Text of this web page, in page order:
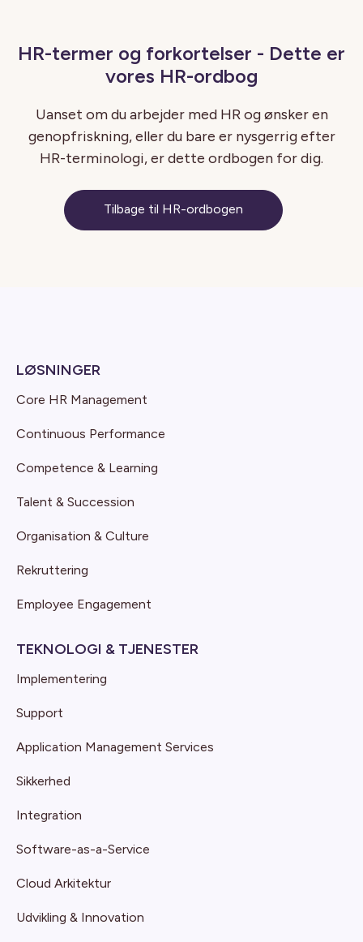
HR-termer og forkortelser - Dette er
vores HR-ordbog
Uanset om du arbejder med HR og ønsker en
genopfriskning, eller du bare er nysgerrig efter
HR-terminologi, er dette ordbogen for dig.
Tilbage til HR-ordbogen
LØSNINGER
Core HR Management
Continuous Performance
Competence & Learning
Talent & Succession
Organisation & Culture
Rekruttering
Employee Engagement
TEKNOLOGI & TJENESTER
Implementering
Support
Application Management Services
Sikkerhed
Integration
Software-as-a-Service
Cloud Arkitektur
Udvikling & Innovation